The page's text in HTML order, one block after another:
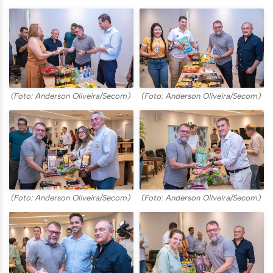
(Foto: Anderson Oliveira/Secom) (Foto: Anderson Oliveira/Secom)
(Foto: Anderson Oliveira/Secom) (Foto: Anderson Oliveira/Secom)